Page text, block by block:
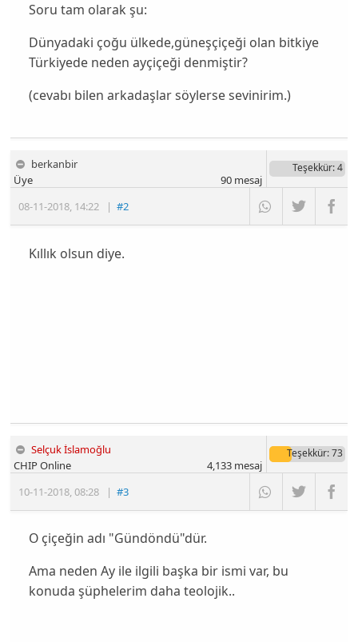
Soru tam olarak şu:
Dünyadaki çoğu ülkede,güneşçiçeği olan bitkiye
Türkiyede neden ayçiçeği denmiştir?
(cevabı bilen arkadaşlar söylerse sevinirim.)
berkanbir
08-11-2018, 14:22 |#2
Üye
Teşekkür: 4
90mesaj
Kıllık olsun diye.
Selçuk İslamoğlu
10-11-2018,08:28 |#3
CHIP Online
Teşekkür: 73
4,133mesaj
O çiçeğin adı "Gündöndü"dür.
Ama neden Ay ile ilgili başka bir ismi var, bu
konuda şüphelerim daha teolojik..